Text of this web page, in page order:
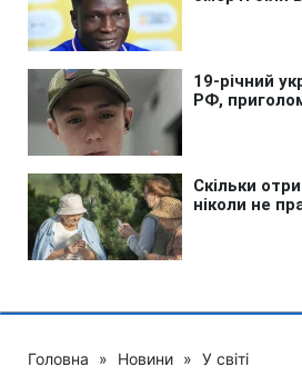
Головна » Новини » У світі